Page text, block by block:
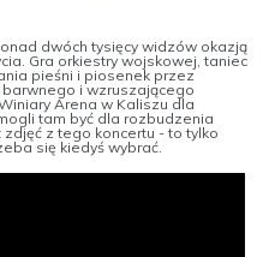
dwóch tysięcy widzów okazją
Gra orkiestry wojskowej, taniec
pieśni i piosenek przez
i wzruszającego
Arena w Kaliszu dla
tam być dla rozbudzenia
z tego koncertu - to tylko
się kiedyś wybrać.